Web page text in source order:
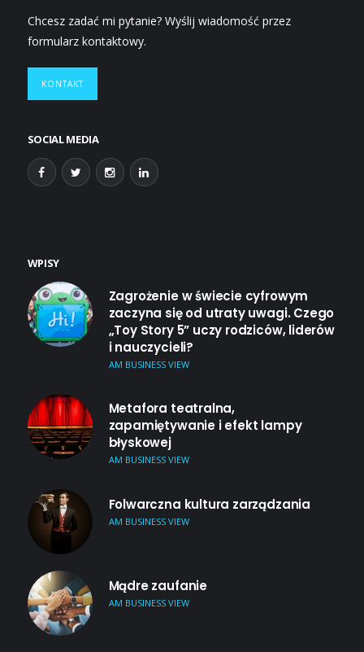
Chcesz zadać mi pytanie? Wyślij wiadomość przez
formularz kontaktowy.
KONTAKT
SOCIAL MEDIA
WPISY
Zagrożenie w świecie cyfrowym
zaczyna się od utraty uwagi. Czego
„Toy Story 5” uczy rodziców, liderów
i nauczycieli?
AM BUSINESS VIEW
Metafora teatralna,
zapamiętywanie i efekt lampy
błyskowej
AM BUSINESS VIEW
Folwarczna kultura zarządzania
AM BUSINESS VIEW
Mądre zaufanie
AM BUSINESS VIEW